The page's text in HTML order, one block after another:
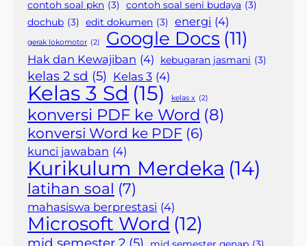
contoh soal pkn (3) contoh soal seni budaya (3)
dochub (3) edit dokumen (3) energi (4)
gerak lokomotor (2) Google Docs (11)
Hak dan Kewajiban (4) kebugaran jasmani (3)
kelas 2 sd (5) Kelas 3 (4)
Kelas 3 Sd (15) kelas x (2)
konversi PDF ke Word (8)
konversi Word ke PDF (6)
kunci jawaban (4)
Kurikulum Merdeka (14)
latihan soal (7)
mahasiswa berprestasi (4)
Microsoft Word (12)